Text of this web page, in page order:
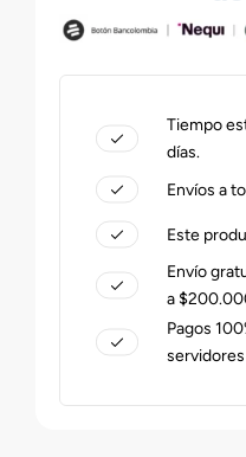
Tiempo
días.
Envíos a
Este
Envío
a
Pagos